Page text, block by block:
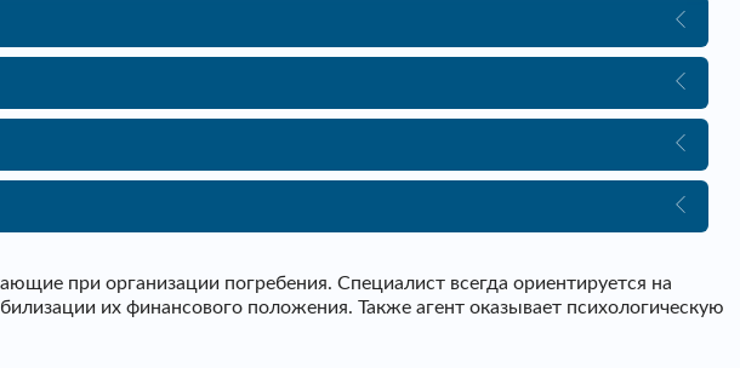
при организации погребения. Специалист всегда ориентируется на
их финансового положения. Также агент оказывает психологическую